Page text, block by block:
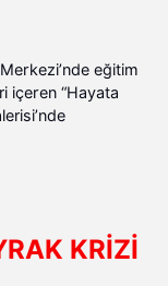
eğitim
içeren “Hayata
KRİZİ